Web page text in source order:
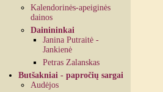
Kalendorinės-apeiginės
dainos
Dainininkai
Janina Putraitė -
Jankienė
Petras Zalanskas
Butšakniai - papročių sargai
Audėjos